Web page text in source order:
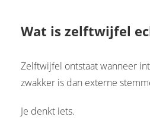
Wat is zelftwijfel
Zelftwijfel ontstaat wanneer
zwakker is dan externe
Je denkt iets.